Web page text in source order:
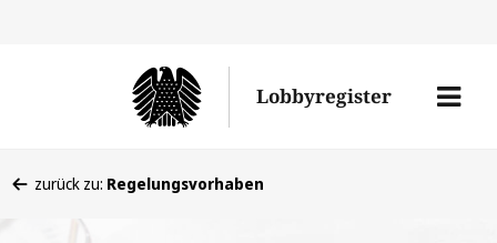
Lobbyregister
Menü
befinden
zurück zu: Regelungsvorhaben